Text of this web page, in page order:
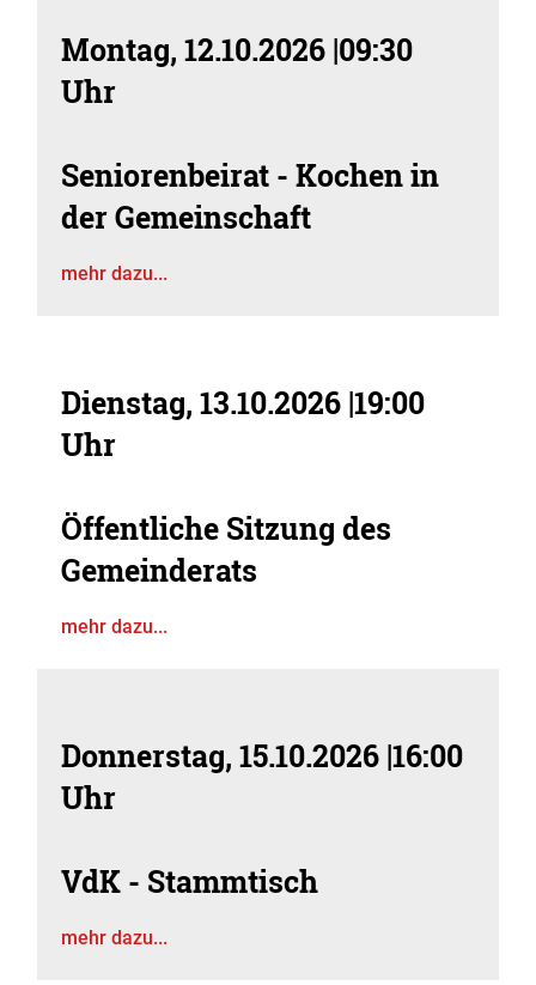
Montag, 12.10.2026 |09:30
Uhr
Seniorenbeirat - Kochen in
der Gemeinschaft
mehr dazu...
Dienstag, 13.10.2026 |19:00
Uhr
Öffentliche Sitzung des
Gemeinderats
mehr dazu...
Donnerstag, 15.10.2026 |16:00
Uhr
VdK - Stammtisch
mehr dazu...